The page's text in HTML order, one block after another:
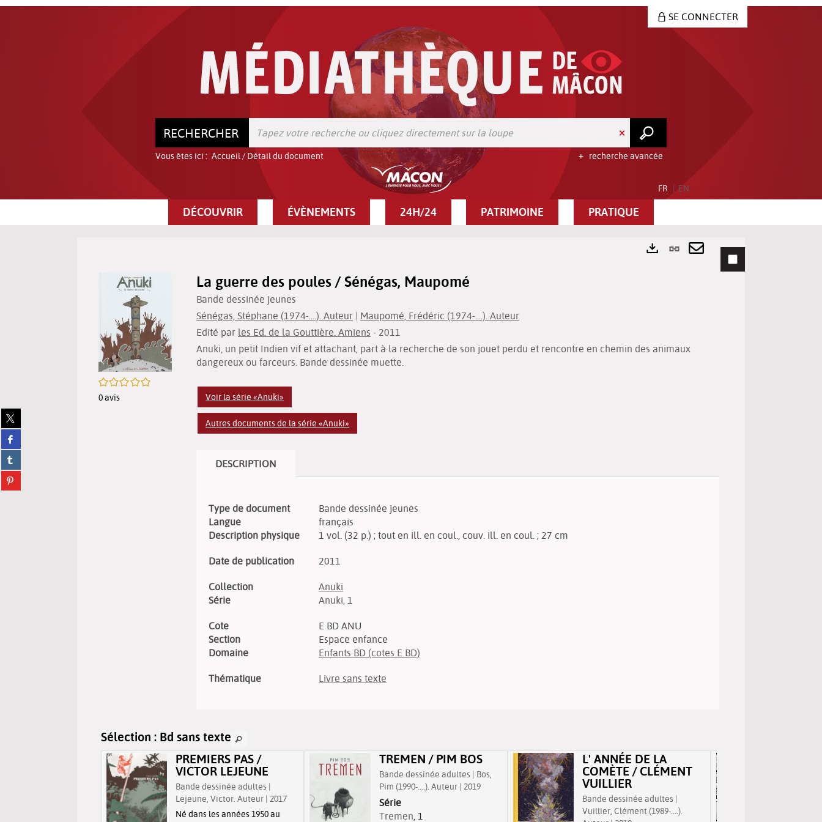
SE CONNECTER
RECHERCHER
recherche avancée
Vous êtes ici : Accueil/ Détail du document
FR EN
DÉCOUVRIR ÉVÈNEMENTS 24H/24 PATRIMOINE PRATIQUE
Partager
sur
twitter
(Nouvelle
fenêtre)
Partager
sur
facebook
(Nouvelle
fenêtre)
Partager
sur
tumblr
(Nouvelle
Partager
sur
Lien
permanent
Envoyer
/5
0avis
La guerre des poules / Sénégas, Maupomé
Bande dessinée jeunes
Sénégas, Stéphane (1974-....). Auteur | Maupomé, Frédéric (1974-....). Auteur
Edité par les Ed. de la Gouttière. Amiens - 2011
Anuki, un petit Indien vif et attachant, part à la recherche de son jouet perdu et rencontre en chemin des animaux
dangereux ou farceurs. Bande dessinée muette.
Voir la série «Anuki»
Autres documents de la série «Anuki»
DESCRIPTION
Type de document
Bande dessinée jeunes
Langue
français
Description physique
1 vol. (32 p.) ; tout en ill. en coul., couv. ill. en coul. ; 27 cm
Date de publication 2011
Collection
Anuki
Série
Anuki, 1
Cote
E BD ANU
Section
Espace enfance
Domaine
Enfants BD (cotes E BD)
Thématique Livre sans texte
Sélection : Bd sans texte
PREMIERS PAS /
VICTOR LEJEUNE
Bande dessinée adultes |
Lejeune, Victor. Auteur | 2017
Né dans les années 1950 au
TREMEN / PIM BOS
Bande dessinée adultes | Bos,
Pim (1990-....). Auteur | 2019
Série
Tremen, 1
L' ANNÉE DE LA
COMÈTE / CLÉMENT
VUILLIER
Bande dessinée adultes |
Vuillier, Clément (1989-....).